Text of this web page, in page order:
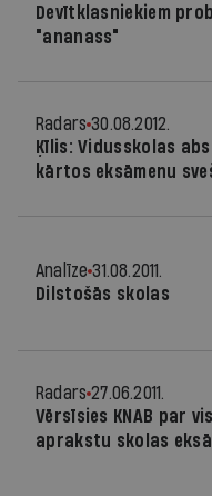
Devītklasniekiem
"ananass"
Radars 30.08.2012.
Ķīlis: Vidusskolas
kārtos eksāmenu
Analīze 31.08.2011.
Dilstošās skolas
Radars 27.06.2011.
Vērsīsies KNAB par
aprakstu skolas